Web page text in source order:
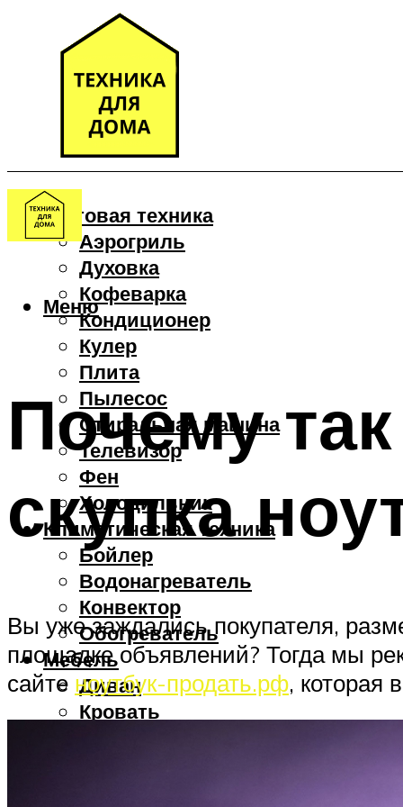
Бытовая техника
Аэрогриль
Духовка
Кофеварка
Кондиционер
Кулер
Плита
Пылесос
Стиральная машина
Телевизор
Фен
Холодильник
Климатическая техника
Бойлер
Водонагреватель
Конвектор
Обогреватель
Мебель
Диван
Кровать
Меню
Почему
скупка
Вы уже заждались покупателя,
площадке объявлений? Тогда мы
сайте ноутбук-продать.рф, которая